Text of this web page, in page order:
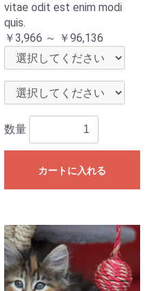
vitae odit est enim modi
quis.
￥3,966 ～ ￥96,136
数量
カートに入れる